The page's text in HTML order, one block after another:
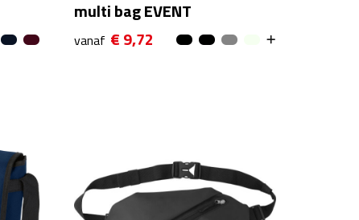
multi bag EVENT
vanaf € 9,72